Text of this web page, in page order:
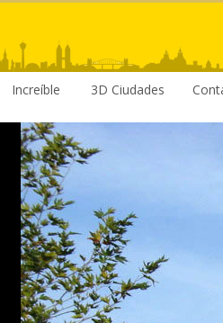
Increíble 3D Ciudades